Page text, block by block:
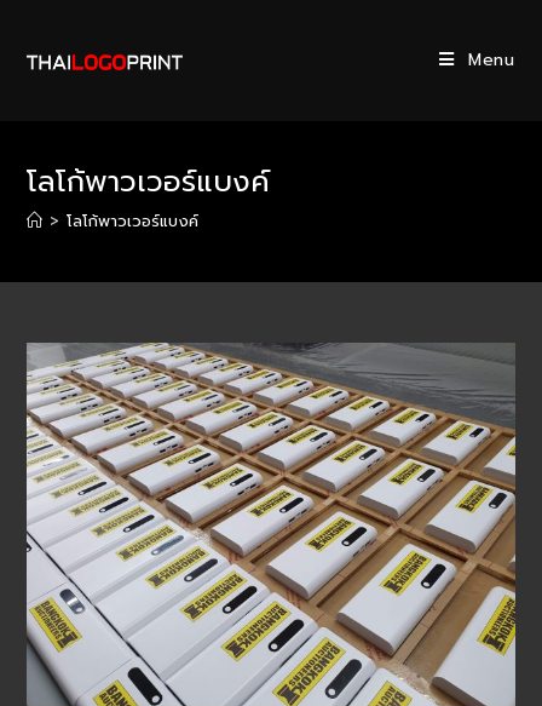
content
Menu
โลโก้พาวเวอร์แบงค์
> โลโก้พาวเวอร์แบงค์